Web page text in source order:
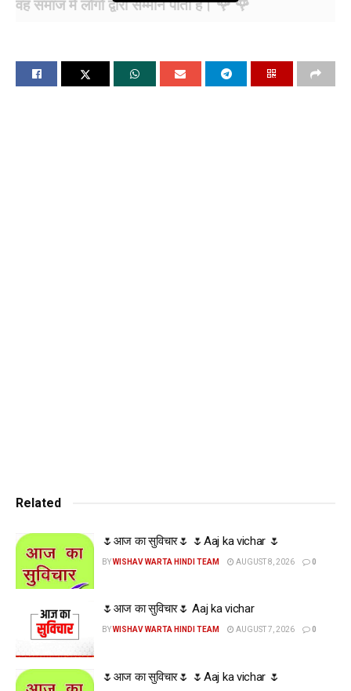
वह समाज में लोगों द्वारा सम्मान पाता है। 🌹 🌹
बड़ी सफलता प्राप्त करने के लिए बड़ा त्याग भी देना पड़ता है।
Related
🌷आज का सुविचार🌷 🌷Aaj ka vichar 🌷
BYWISHAV WARTA HINDI TEAM AUGUST 8, 2026 0
🌷आज का सुविचार🌷 Aaj ka vichar
BYWISHAV WARTA HINDI TEAM AUGUST 7, 2026 0
🌷आज का सुविचार🌷 🌷Aaj ka vichar 🌷